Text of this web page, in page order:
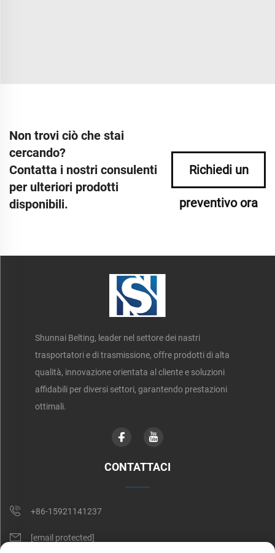
Non trovi ciò che stai
cercando?
Contatta i nostri consulenti
per ulteriori prodotti
disponibili.
Richiedi un
preventivo ora
Shunnai Belting, leader nel settore dei nastri
trasportatori e di trasmissione, offre prodotti di alta
qualità, innovazione orientata al cliente e soluzioni
affidabili per diversi settori, garantendo prestazioni
ottimali.
CONTATTACI
+86-15921141237
[email protected]